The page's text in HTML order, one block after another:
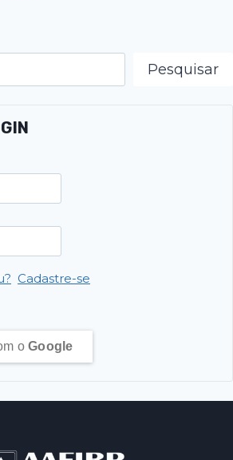
Pesquisar
Cadastre-se
o Google